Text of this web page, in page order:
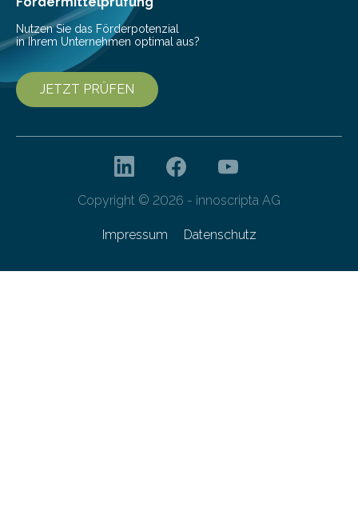
Nutzen Sie das Förderpotenzial
in Ihrem Unternehmen optimal aus?
JETZT PRÜFEN
Copyright © 2026 - innoscripta AG
Impressum Datenschutz